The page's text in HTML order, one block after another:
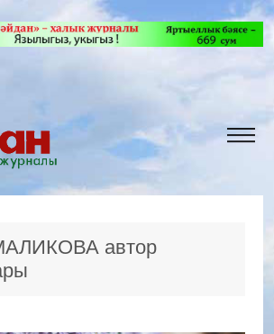
автор